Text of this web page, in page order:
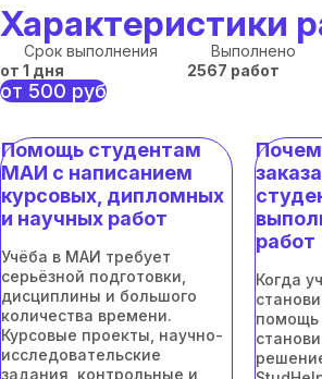
Характеристики
Срок выполнения
от 1 дня
Выполнено
2567 работ
от 500 руб
Помощь студентам
МАИ с написанием
курсовых, дипломных
и научных работ
Учёба в МАИ требует
серьёзной подготовки,
дисциплины и большого
количества времени.
Курсовые проекты, научно-
исследовательские
задания, контрольные и
работ
Когда
помощь